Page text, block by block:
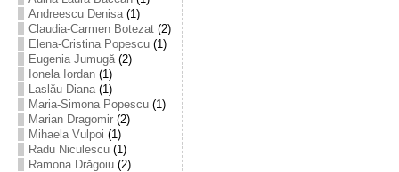
Andreescu Denisa(1)
Claudia-Carmen Botezat(2)
Elena-Cristina Popescu(1)
Eugenia Jumugă(2)
Ionela Iordan(1)
Laslău Diana(1)
Maria-Simona Popescu(1)
Marian Dragomir(2)
Mihaela Vulpoi (1)
Radu Niculescu(1)
Ramona Drăgoiu(2)